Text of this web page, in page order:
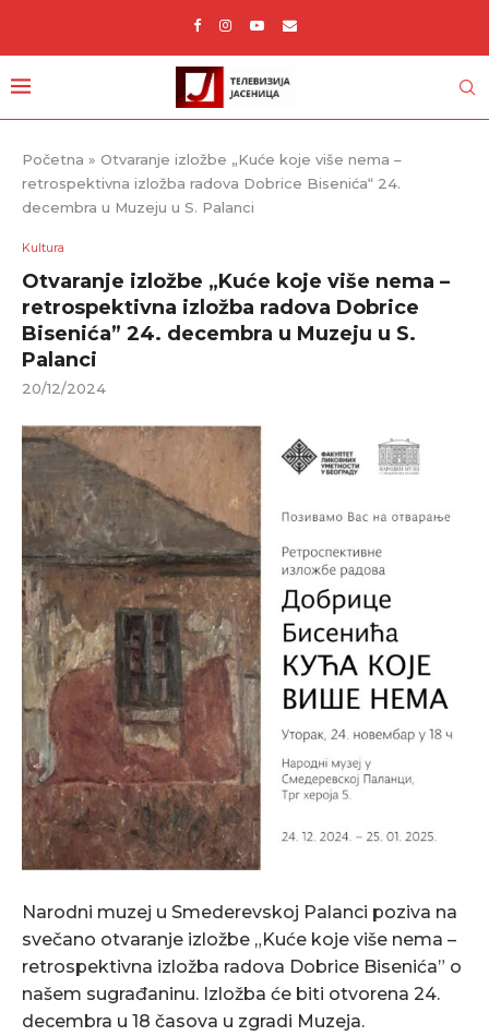
Početna » Otvaranje izložbe „Kuće koje više nema –
retrospektivna izložba radova Dobrice Bisenića“ 24.
decembra u Muzeju u S. Palanci
Kultura
Otvaranje izložbe „Kuće koje više nema –
retrospektivna izložba radova Dobrice
Bisenića” 24. decembra u Muzeju u S.
Palanci
20/12/2024
Narodni muzej u Smederevskoj Palanci poziva na
svečano otvaranje izložbe „Kuće koje više nema –
retrospektivna izložba radova Dobrice Bisenića” o
našem sugrađaninu. Izložba će biti otvorena 24.
decembra u 18 časova u zgradi Muzeja.